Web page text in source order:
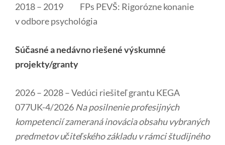
2018 – 2019 FPs PEVŠ: Rigorózne konanie
v odbore psychológia
Súčasné a nedávno riešené výskumné
projekty/granty
2026 – 2028 – Vedúci riešiteľ grantu KEGA
077UK-4/2026 Na posilnenie profesijných
kompetencií zameraná inovácia obsahu vybraných
predmetov učiteľského základu v rámci študijného